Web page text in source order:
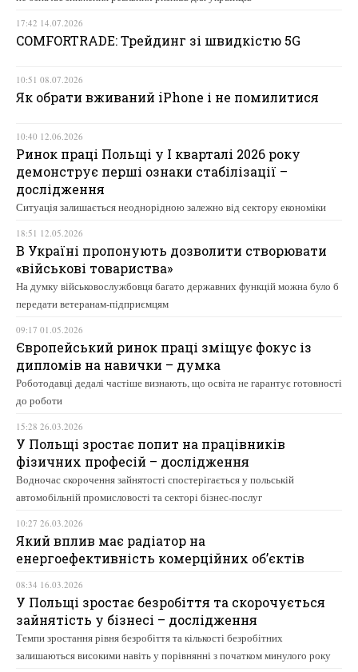
17:42 14.07.2026
COMFORTRADE: Трейдинг зі швидкістю 5G
10:51 08.07.2026
Як обрати вживаний iPhone і не помилитися
10:40 12.06.2026
Ринок праці Польщі у І кварталі 2026 року
демонструє перші ознаки стабілізації –
дослідження
Ситуація залишається неоднорідною залежно від сектору економіки
18:51 12.05.2026
В Україні пропонують дозволити створювати
«військові товариства»
На думку військовослужбовця багато державних функцій можна було б
передати ветеранам-підприємцям
09:17 01.05.2026
Європейський ринок праці зміщує фокус із
дипломів на навички – думка
Роботодавці дедалі частіше визнають, що освіта не гарантує готовності
до роботи
15:28 26.03.2026
У Польщі зростає попит на працівників
фізичних професій – дослідження
Водночас скорочення зайнятості спостерігається у польській
автомобільній промисловості та секторі бізнес-послуг
10:27 26.03.2026
Який вплив має радіатор на
енергоефективність комерційних об’єктів
08:34 16.03.2026
У Польщі зростає безробіття та скорочується
зайнятість у бізнесі – дослідження
Темпи зростання рівня безробіття та кількості безробітних
залишаються високими навіть у порівнянні з початком минулого року